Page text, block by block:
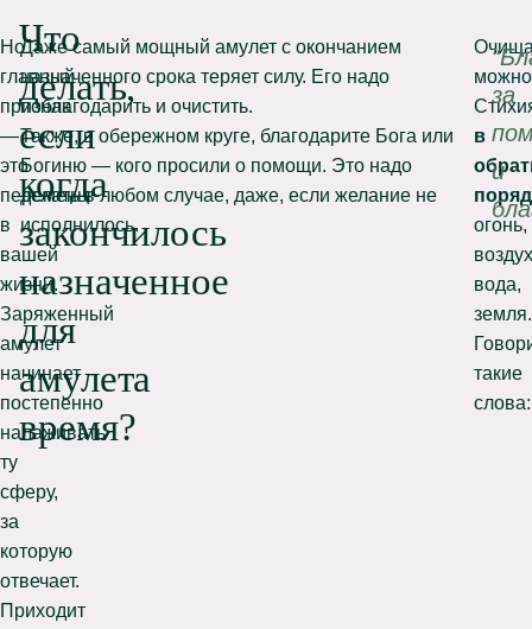
Но
главный
признак
—
это
перемены
в
вашей
жизни.
Заряженный
амулет
начинает
постепенно
налаживать
ту
сферу,
за
которую
отвечает.
Приходит
Что
делать,
если
когда
закончилось
назначенное
для
амулета
время?
Даже самый мощный амулет с окончанием
назначенного срока теряет силу. Его надо
поблагодарить и очистить.
Также, в обережном круге, благодарите Бога или
Богиню — кого просили о помощи. Это надо
делать в любом случае, даже, если желание не
исполнилось.
можно
в
огонь,
вода,
земля.
такие
слова:
за
и